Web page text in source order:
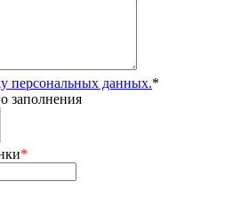
персональных данных.*
заполнения
*